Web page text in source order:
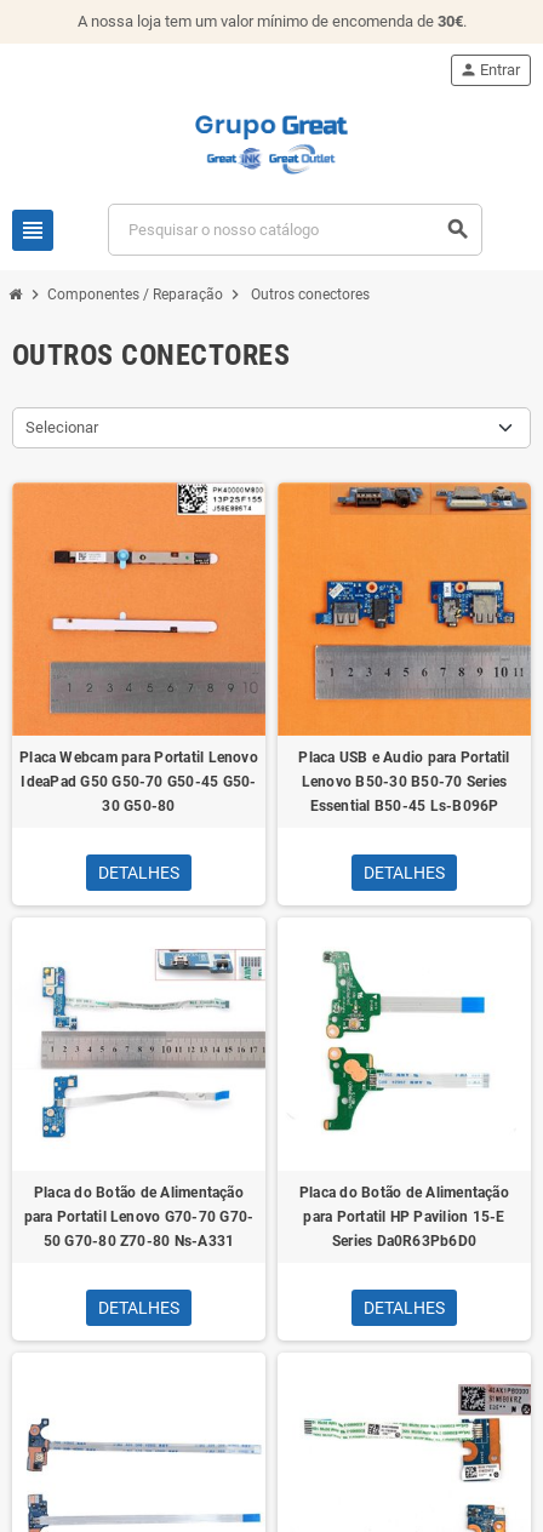
A nossa loja tem um valor mínimo de encomenda de 30€.
view_headline search
person Entrar
chevron_right Componentes / Reparação chevron_right Outros conectores
OUTROS CONECTORES
Selecionar
Placa Webcam para Portatil Lenovo
IdeaPad G50 G50-70 G50-45 G50-
30 G50-80
DETALHES
Placa USB e Audio para Portatil
Lenovo B50-30 B50-70 Series
Essential B50-45 Ls-B096P
DETALHES
Placa do Botão de Alimentação
para Portatil Lenovo G70-70 G70-
50 G70-80 Z70-80 Ns-A331
DETALHES
Placa do Botão de Alimentação
para Portatil HP Pavilion 15-E
Series Da0R63Pb6D0
DETALHES